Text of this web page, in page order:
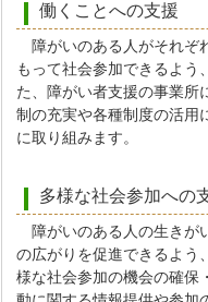
働くことへの支援
障がいのある人がそれぞ
もって社会参加できるよう
た、障がい者支援の事業所
制の充実や各種制度の活用
に取り組みます。
多様な社会参加への
障がいのある人の生きが
の広がりを促進できるよう
様な社会参加の機会の確保